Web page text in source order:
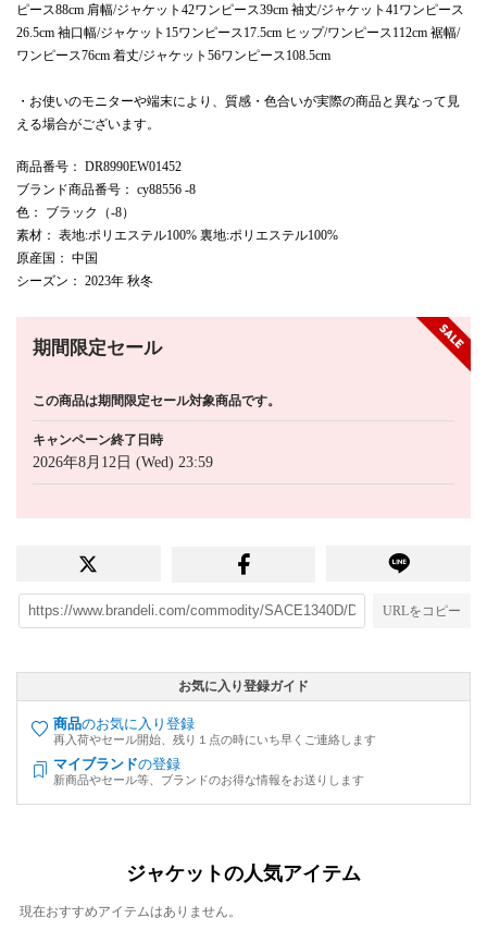
ピース88cm 肩幅/ジャケット42ワンピース39cm 袖丈/ジャケット41ワンピース
26.5cm 袖口幅/ジャケット15ワンピース17.5cm ヒップ/ワンピース112cm 裾幅/
ワンピース76cm 着丈/ジャケット56ワンピース108.5cm
・お使いのモニターや端末により、質感・色合いが実際の商品と異なって見
える場合がございます。
商品番号 ： DR8990EW01452
ブランド商品番号 ： cy88556 -8
色 ： ブラック（-8）
素材 ： 表地:ポリエステル100% 裏地:ポリエステル100%
原産国 ： 中国
シーズン ： 2023年 秋冬
期間限定セール
この商品は期間限定セール対象商品です。
キャンペーン終了日時
2026年8月12日 (Wed) 23:59
URLをコピー
お気に入り登録ガイド
商品のお気に入り登録
再入荷やセール開始、残り１点の時にいち早くご連絡します
マイブランドの登録
新商品やセール等、ブランドのお得な情報をお送りします
ジャケットの人気アイテム
現在おすすめアイテムはありません。